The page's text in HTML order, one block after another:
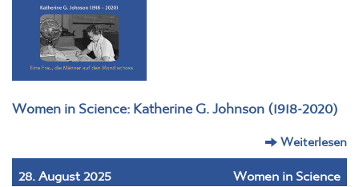
Women in Science: Katherine G. Johnson (1918-2020)
Weiterlesen
28. August 2025 Women in Science